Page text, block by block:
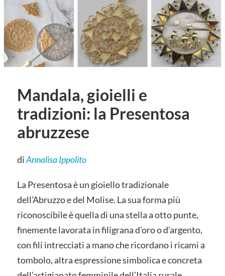
Mandala, gioielli e
tradizioni: la Presentosa
abruzzese
diAnnalisa Ippolito
La Presentosa è un gioiello tradizionale
dell’Abruzzo e del Molise. La sua forma più
riconoscibile è quella di una stella a otto punte,
finemente lavorata in filigrana d’oro o d’argento,
con fili intrecciati a mano che ricordano i ricami a
tombolo, altra espressione simbolica e concreta